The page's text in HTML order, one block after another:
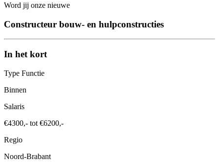
Word jij onze nieuwe
Constructeur bouw- en hulpconstructies
In het kort
Type Functie
Binnen
Salaris
€4300,- tot €6200,-
Regio
Noord-Brabant